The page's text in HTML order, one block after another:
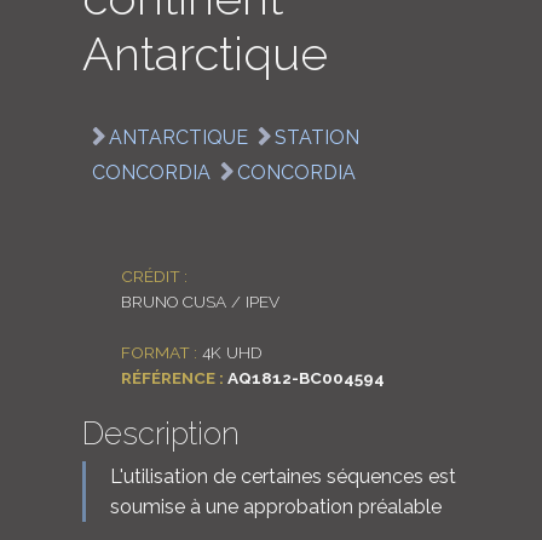
Antarctique
ANTARCTIQUE
STATION
CONCORDIA
CONCORDIA
CRÉDIT :
BRUNO CUSA / IPEV
FORMAT : 4K UHD
RÉFÉRENCE : AQ1812-BC004594
Description
L'utilisation de certaines séquences est
soumise à une approbation préalable